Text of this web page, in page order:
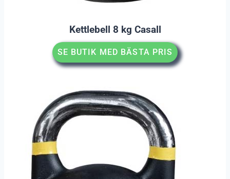
Kettlebell 8 kg Casall
SE BUTIK MED BÄSTA PRIS